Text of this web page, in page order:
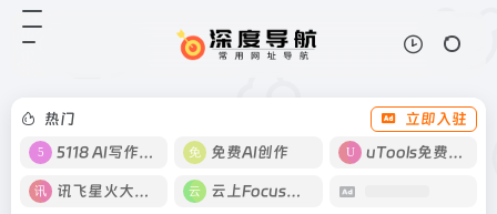
热门
立即入驻
5118 AI写作工具
免费AI创作 uTools免费工具箱
讯飞星火大模型 云上Focus接码